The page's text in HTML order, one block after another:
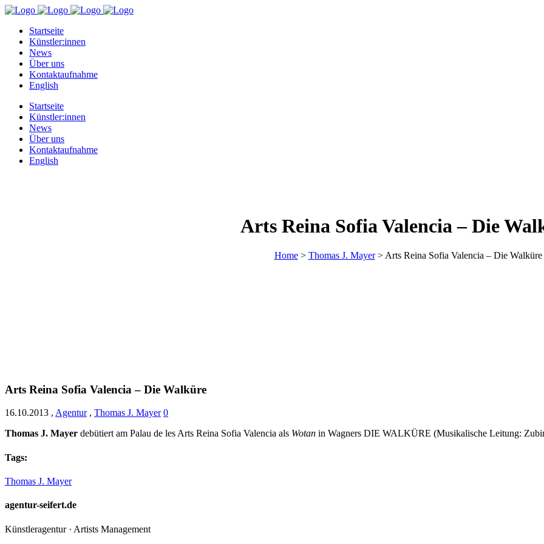
Startseite
Künstler:innen
News
Über uns
Kontaktaufnahme
English
Startseite
Künstler:innen
News
Über uns
Kontaktaufnahme
English
Arts Reina Sofia Valencia – Die
Home> Thomas J. Mayer >Arts Reina Sofia Valencia – Die Walküre
Arts Reina Sofia Valencia – Die Walküre
16.10.2013 , Agentur , Thomas J. Mayer 0
Thomas J. Mayer debütiert am Palau de les Arts Reina Sofia Valencia als Wotan in Wagners DIE WALKÜRE (Musikalische Leitung:
Tags:
Thomas J. Mayer
agentur-seifert.de
Künstleragentur · Artists Management